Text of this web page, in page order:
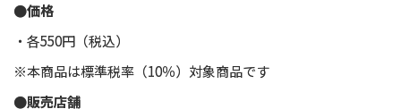
●価格
・各550円（税込）
※本商品は標準税率（10％）対象商品です
●販売店舗